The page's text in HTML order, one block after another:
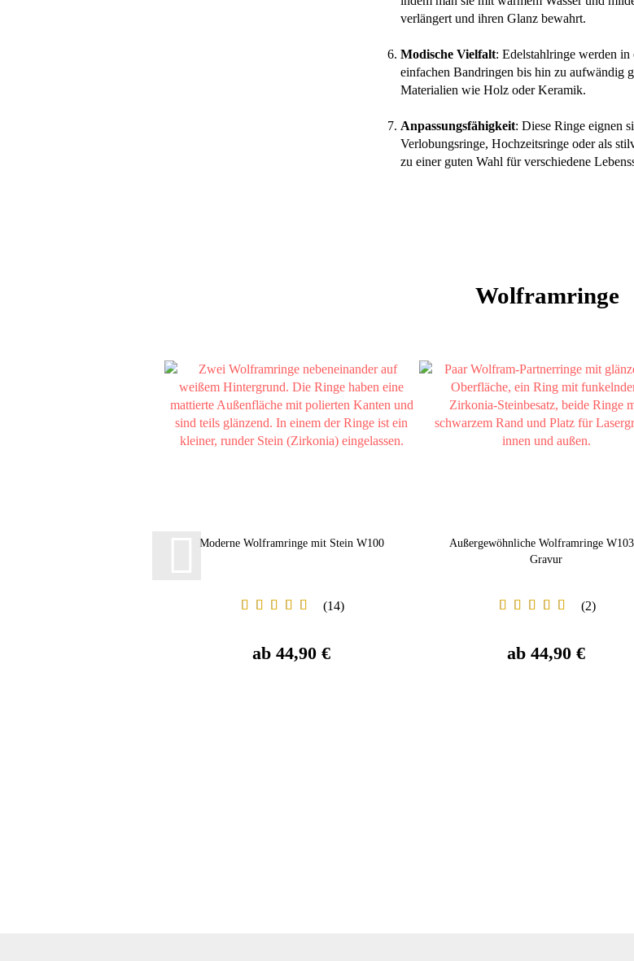
verlängert und ihren Glanz bewahrt.
Modische Vielfalt: Edelstahlringe werden in
einfachen Bandringen bis hin zu aufwändig
Materialien wie Holz oder Keramik.
Anpassungsfähigkeit: Diese Ringe eignen
Verlobungsringe, Hochzeitsringe oder als
zu einer guten Wahl für verschiedene
Wolframringe
Moderne Wolframringe mit Stein W100
14
ab 44,90 €
Außergewöhnliche Wolframringe
Gravur
2
ab 44,90 €